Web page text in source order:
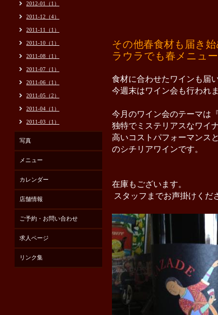
その他春食材も届き
ラウラでも春メニュ
食材に合わせたワインも届
今週末はワイン会も行われ
今月のワイン会のテーマ
独特でミステリアスなワイ
高いコストパフォーマンス
のシチリアワインです。
在庫もございます。
スタッフまでお声掛けくだ
2012-01（1）
2011-12（4）
2011-11（1）
2011-10（1）
2011-08（1）
2011-07（1）
2011-06（1）
2011-05（2）
2011-04（1）
2011-03（1）
写真
メニュー
カレンダー
店舗情報
ご予約・お問い合わせ
求人ページ
リンク集